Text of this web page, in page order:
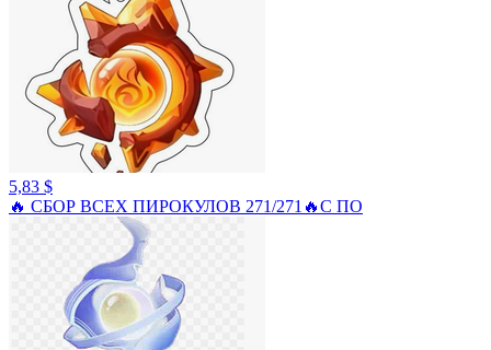
5,83 $
🔥 СБОР ВСЕХ ПИРОКУЛОВ 271/271🔥С ПО